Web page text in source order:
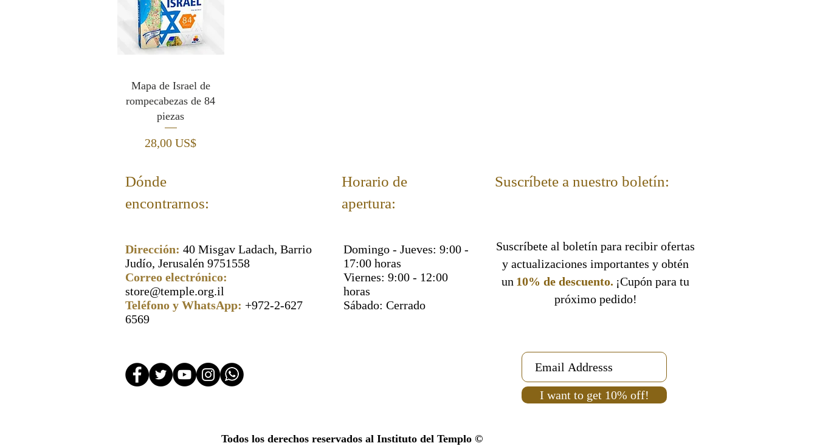
Mapa de Israel de
rompecabezas de 84
piezas
Precio
28,00 US$
Dónde
encontrarnos:
Dirección: 40 Misgav Ladach, Barrio
Judío, Jerusalén 9751558
Correo electrónico:
store@temple.org.il
Teléfono y WhatsApp: +972-2-627
6569
Horario de
apertura:
Domingo - Jueves: 9:00 -
17:00 horas
Viernes: 9:00 - 12:00
horas
Sábado: Cerrado
Todos los derechos reservados al Instituto del Templo ©
Suscríbete a nuestro boletín:
Suscríbete al boletín para recibir ofertas
y actualizaciones importantes y obtén
un 10% de descuento. ¡Cupón para tu
próximo pedido!
I want to get 10% off!